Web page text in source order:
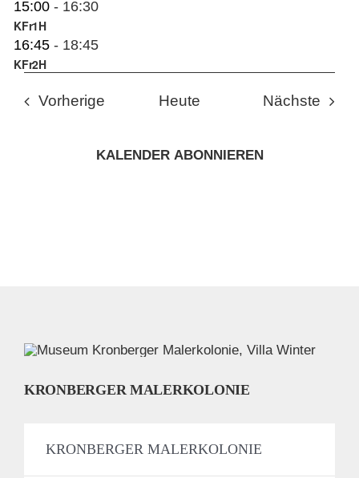
15:00 - 16:30
KFr1H
16:45 - 18:45
KFr2H
Vorherige Veranstaltungen
Heute Nächste
KALENDER ABONNIEREN
KRONBERGER MALERKOLONIE
KRONBERGER MALERKOLONIE